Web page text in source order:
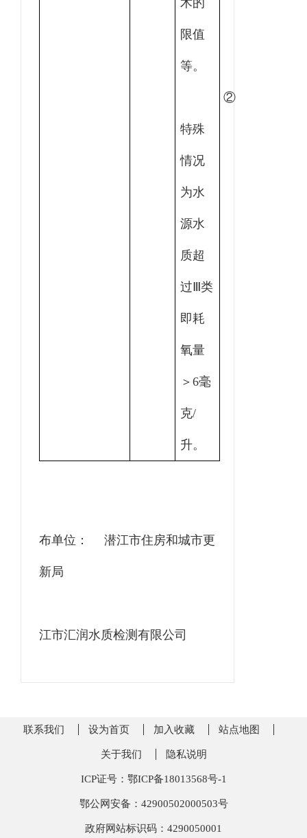
术的
限值
等。
②
特殊
情况
为水
源水
质超
过Ⅲ类
即耗
氧量
＞6毫
克/
升。
布单位： 潜江市住房和城市更
新局
江市汇润水质检测有限公司
联系我们 设为首页 加入收藏 站点地图
关于我们 隐私说明
ICP证号：鄂ICP备18013568号-1
鄂公网安备：42900502000503号
政府网站标识码：4290050001